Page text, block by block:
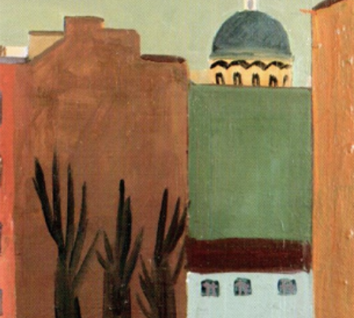
Фестиваль
Анонс
Мастерские
Дискуссия
Пост-релиз
Пресс-конференция
Маркет
Ярмарка
Интервью
Open call
Экскурсия
Дискуссия
Cosmoscow 2024
Blazar 2024
Встречи
Круглый стол